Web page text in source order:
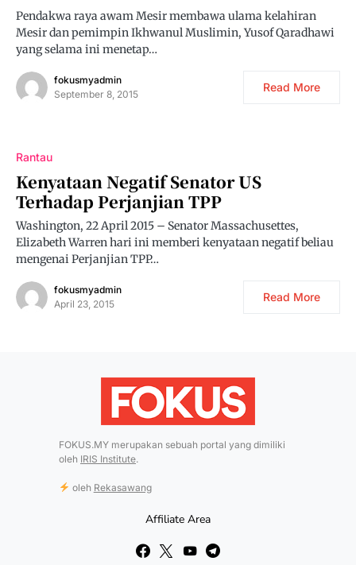
Pendakwa raya awam Mesir membawa ulama kelahiran
Mesir dan pemimpin Ikhwanul Muslimin, Yusof Qaradhawi
yang selama ini menetap…
fokusmyadmin
September 8, 2015
Read More
Rantau
Kenyataan Negatif Senator US
Terhadap Perjanjian TPP
Washington, 22 April 2015 – Senator Massachusettes,
Elizabeth Warren hari ini memberi kenyataan negatif beliau
mengenai Perjanjian TPP…
fokusmyadmin
April 23, 2015
Read More
FOKUS.MY merupakan sebuah portal yang dimiliki
oleh IRIS Institute.
oleh Rekasawang
Affiliate Area